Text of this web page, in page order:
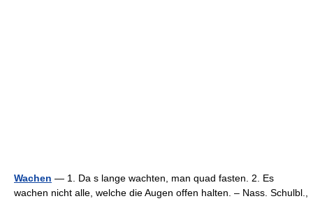
Wachen — 1. Da s lange wachten, man quad fasten. 2. Es
wachen nicht alle, welche die Augen offen halten. – Nass. Schulbl.,